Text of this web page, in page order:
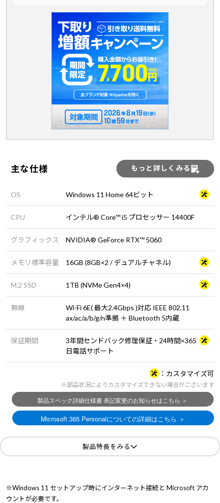
主な仕様 もっと詳しくみる
OS Windows 11 Home 64ビット
CPU インテル® Core™ i5 プロセッサー 14400F
グラフィックス NVIDIA® GeForce RTX™ 5060
メモリ標準容量 16GB (8GB×2 / デュアルチャネル)
M.2 SSD 1TB (NVMe Gen4×4)
無線
Wi-Fi 6E( 最大2.4Gbps )対応 IEEE 802.11
ax/ac/a/b/g/n準拠 ＋ Bluetooth 5内蔵
保証期間
3年間センドバック修理保証・24時間×365
日電話サポート
カスタマイズ可
※部品状況によりカスタマイズできない場合がございます
製品特長をみる
※Windows 11 セットアップ時にインターネット接続と Microsoft アカ
ウントが必要です。